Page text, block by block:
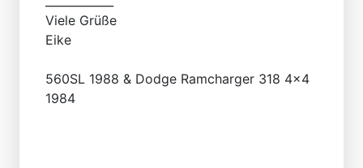
Viele Grüße
Eike
560SL 1988 & Dodge Ramcharger 318 4x4
1984